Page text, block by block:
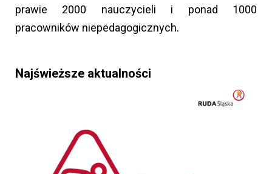
prawie 2000 nauczycieli i ponad 1000
pracowników niepedagogicznych.
Najświeższe aktualności